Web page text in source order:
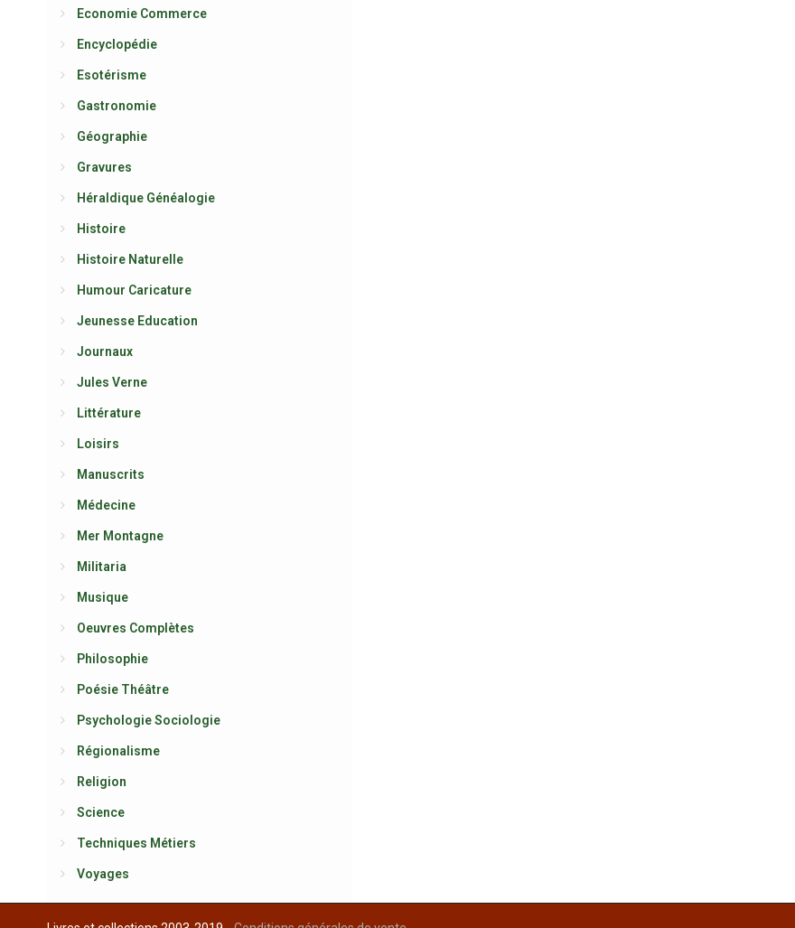
Economie Commerce
Encyclopédie
Esotérisme
Gastronomie
Géographie
Gravures
Héraldique Généalogie
Histoire
Histoire Naturelle
Humour Caricature
Jeunesse Education
Journaux
Jules Verne
Littérature
Loisirs
Manuscrits
Médecine
Mer Montagne
Militaria
Musique
Oeuvres Complètes
Philosophie
Poésie Théâtre
Psychologie Sociologie
Régionalisme
Religion
Science
Techniques Métiers
Voyages